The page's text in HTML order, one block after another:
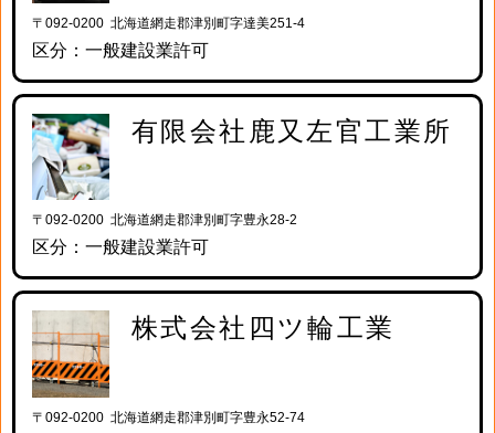
〒092-0200 北海道網走郡津別町字達美251-4
区分：一般建設業許可
有限会社鹿又左官工業所
〒092-0200 北海道網走郡津別町字豊永28-2
区分：一般建設業許可
株式会社四ツ輪工業
〒092-0200 北海道網走郡津別町字豊永52-74